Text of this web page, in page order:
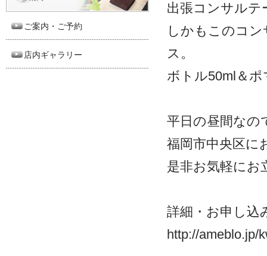
ご案内・ご予約
店内ギャラリー
出張コンサルテ
しかもこのコ
ス。
ボトル50ml＆
平日の昼間なの
福岡市中央区に
是非お気軽にお
詳細・お申し
http://ameblo.jp/